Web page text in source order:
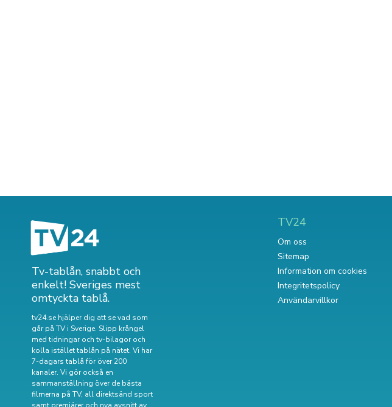
Tv-tablån, snabbt och
enkelt! Sveriges mest
omtyckta tablå.
tv24.se hjälper dig att se vad som
går på TV i Sverige. Slipp krångel
med tidningar och tv-bilagor och
kolla istället tablån på nätet. Vi har
7-dagars tablå för över 200
kanaler. Vi gör också en
sammanställning överde bästa
filmerna på TV, all direktsänd sport
TV24
Om oss
Sitemap
Information om cookies
Integritetspolicy
Användarvillkor